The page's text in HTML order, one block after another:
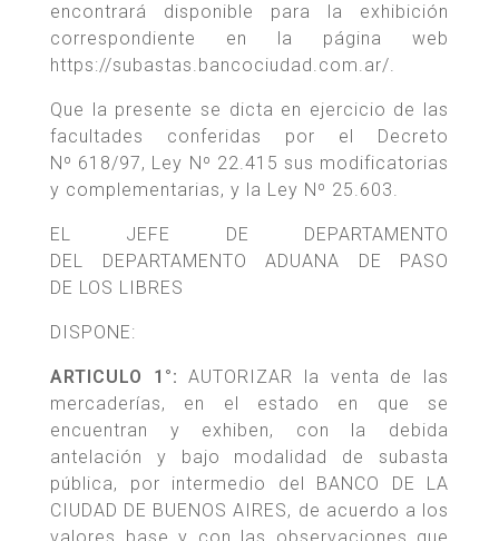
encontrará disponible para la exhibición
correspondiente en la página web
https://subastas.bancociudad.com.ar/.
Que la presente se dicta en ejercicio de las
facultades conferidas por el Decreto
Nº 618/97, Ley Nº 22.415 sus modificatorias
y complementarias, y la Ley Nº 25.603.
EL JEFE DE DEPARTAMENTO
DEL DEPARTAMENTO ADUANA DE PASO
DE LOS LIBRES
DISPONE:
ARTICULO 1°: AUTORIZAR la venta de las
mercaderías, en el estado en que se
encuentran y exhiben, con la debida
antelación y bajo modalidad de subasta
pública, por intermedio del BANCO DE LA
CIUDAD DE BUENOS AIRES, de acuerdo a los